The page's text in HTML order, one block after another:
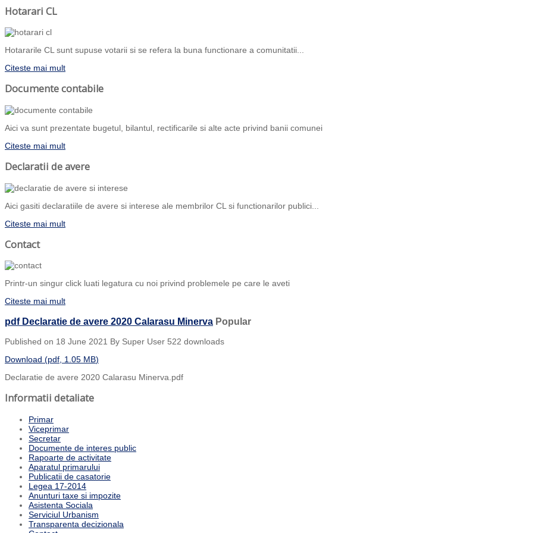
Hotarari CL
Hotararile CL sunt supuse votarii si se refera la buna functionare a comunitatii...
Citeste mai mult
Documente contabile
Aici va sunt prezentate bugetul, bilantul, rectificarile si alte acte privind banii comunei
Citeste mai mult
Declaratii de avere
Aici gasiti declaratiile de avere si interese ale membrilor CL si functionarilor publici...
Citeste mai mult
Contact
Printr-un singur click luati legatura cu noi privind problemele pe care le aveti
Citeste mai mult
pdf Declaratie de avere 2020 Calarasu Minerva Popular
Published on 18 June 2021 By Super User 522 downloads
Download (pdf, 1.05 MB)
Declaratie de avere 2020 Calarasu Minerva.pdf
Informatii detaliate
Primar
Viceprimar
Secretar
Documente de interes public
Rapoarte de activitate
Aparatul primarului
Publicatii de casatorie
Legea 17-2014
Anunturi taxe si impozite
Asistenta Sociala
Serviciul Urbanism
Transparenta decizionala